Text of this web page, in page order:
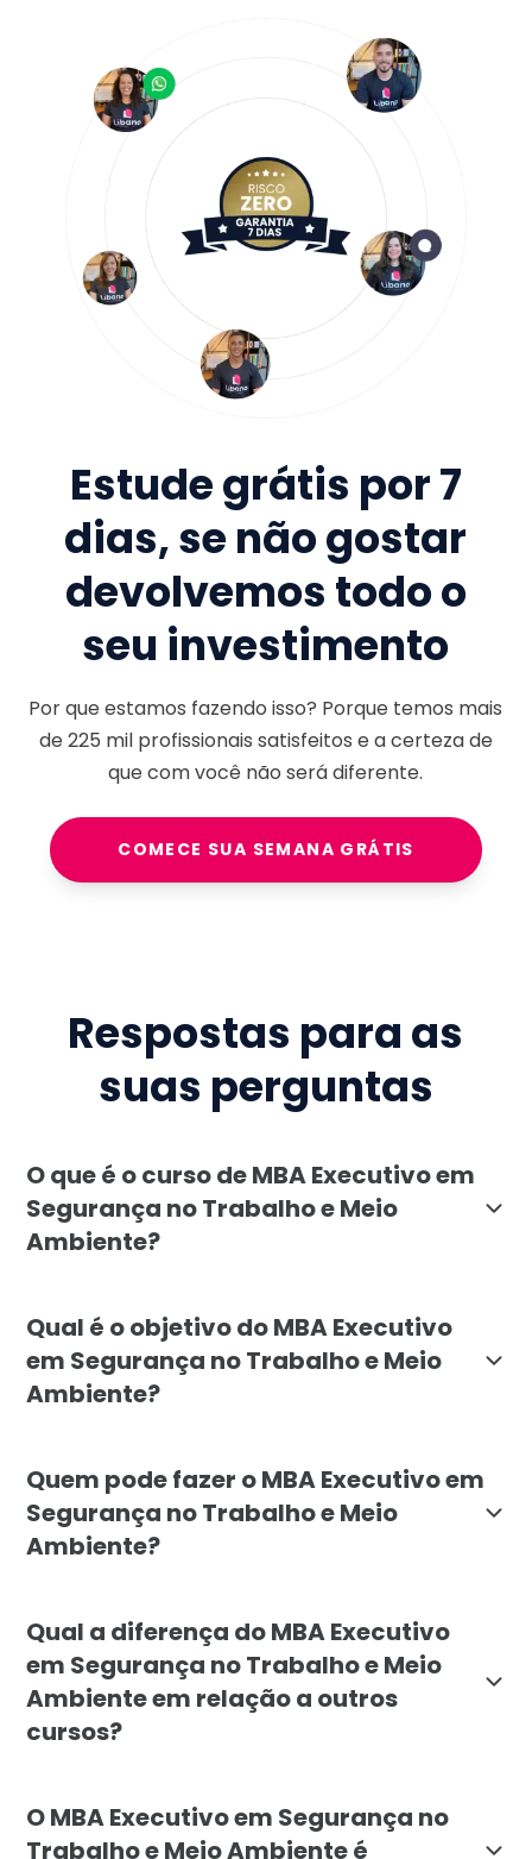
Estude grátis por 7
dias, se não gostar
devolvemos todo o
seu investimento
Por que estamos fazendo isso? Porque temos mais
de225 milprofissionais satisfeitos e a certeza de
que com você não será diferente.
COMECE SUA SEMANA GRÁTIS
Respostas para as
suas perguntas
O que é o curso de MBA Executivo em
Segurança no Trabalho e Meio
Ambiente?
Qual é o objetivo do MBA Executivo
em Segurança no Trabalho e Meio
Ambiente?
Quem pode fazer o MBA Executivo em
Segurança no Trabalho e Meio
Ambiente?
Qual a diferença do MBA Executivo
em Segurança no Trabalho e Meio
Ambiente em relação a outros
cursos?
O MBA Executivo em Segurança no
Trabalho e Meio Ambiente é